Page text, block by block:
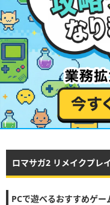
ロマサガ2 リメイクプレ
PCで遊べるおすすめゲー